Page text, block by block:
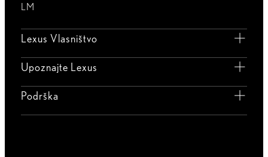
LM
Lexus Vlasništvo
Upoznajte Lexus
Podrška